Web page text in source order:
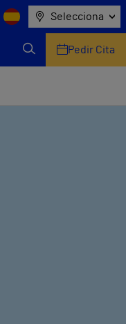
Selecciona
Pedir Cita